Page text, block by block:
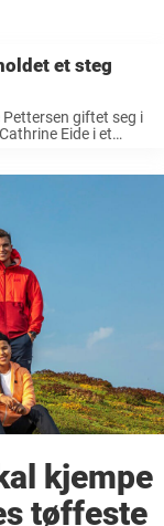
et steg
giftet seg i
Eide i et
kjempe
tøffeste